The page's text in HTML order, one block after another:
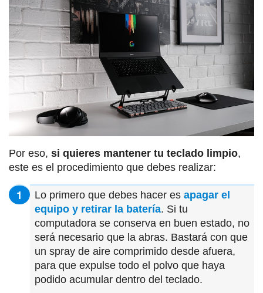
Por eso, si quieres mantener tu teclado limpio,
este es el procedimiento que debes realizar:
Lo primero que debes hacer es apagar el
equipo y retirar la batería. Si tu
computadora se conserva en buen estado, no
será necesario que la abras. Bastará con que
un spray de aire comprimido desde afuera,
para que expulse todo el polvo que haya
podido acumular dentro del teclado.